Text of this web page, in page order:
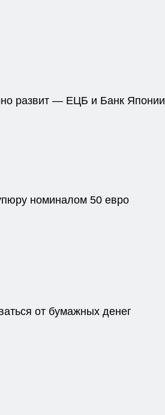
развит — ЕЦБ и Банк Японии
номиналом 50 евро
от бумажных денег